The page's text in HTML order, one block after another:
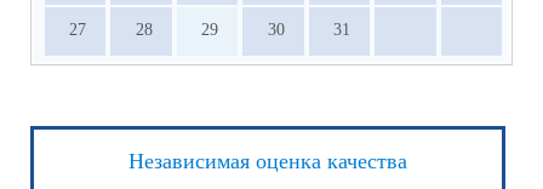
27 28 29 30 31
Независимая оценка качества